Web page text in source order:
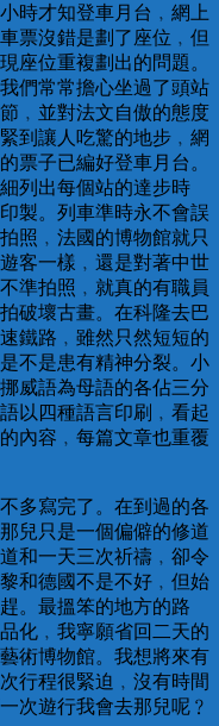
時才知登車月台﹐網上
票沒錯是劃了座位﹐但
座位重複劃出的問題。
們常常擔心坐過了頭站
﹐並對法文自傲的態度
到讓人吃驚的地步﹐網
票子已編好登車月台。
列出每個站的達步時
製。列車準時永不會誤
照﹐法國的博物館就只
客一樣﹐還是對著中世
準拍照﹐就真的有職員
破壞古畫。在科隆去巴
鐵路﹐雖然只然短短的
不是患有精神分裂。小
威語為母語的各佔三分
以四種語言印刷﹐看起
內容﹐每篇文章也重覆
多寫完了。在到過的各
兒只是一個偏僻的修道
和一天三次祈禱﹐卻令
和德國不是不好﹐但始
。最搵笨的地方的路
化﹐我寧願省回二天的
術博物館。我想將來有
行程很緊迫﹐沒有時間
次遊行我會去那兒呢﹖